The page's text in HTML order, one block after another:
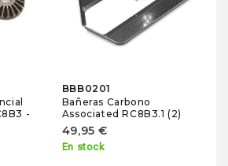
-
BBB0201
Bañeras Carbono
Associated RC8B3.1 (2)
49,95 €
En stock